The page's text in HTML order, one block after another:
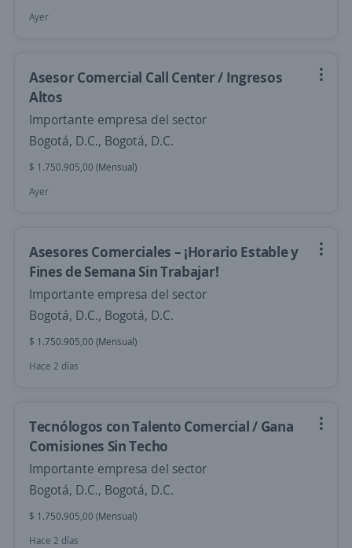
Ayer
Asesor Comercial Call Center / Ingresos
Altos
Importante empresa del sector
Bogotá, D.C., Bogotá, D.C.
$ 1.750.905,00 (Mensual)
Ayer
Asesores Comerciales – ¡Horario Estable y
Fines de Semana Sin Trabajar!
Importante empresa del sector
Bogotá, D.C., Bogotá, D.C.
$ 1.750.905,00 (Mensual)
Hace 2 días
Tecnólogos con Talento Comercial / Gana
Comisiones Sin Techo
Importante empresa del sector
Bogotá, D.C., Bogotá, D.C.
$ 1.750.905,00 (Mensual)
Hace 2 días